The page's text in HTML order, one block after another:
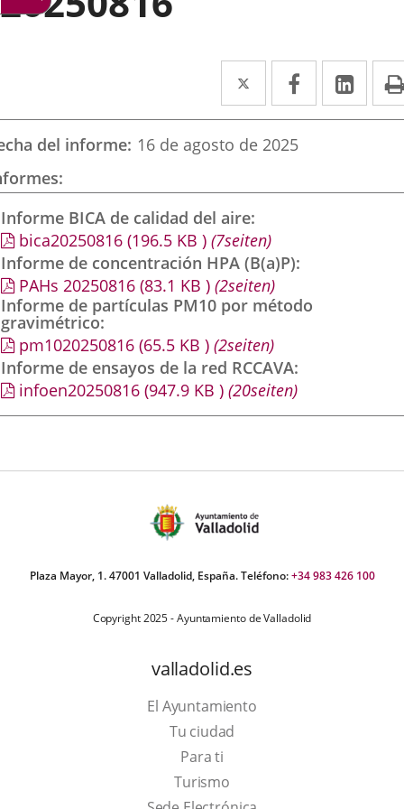
Twitter
Enlace
a
una
externa.
Facebook
Enlace
a
externa.
a
del informe 16 de agosto de 2025
Informe BICA de calidad del aire
bica20250816 (196.5 KB ) (7seiten)
Informe de concentración HPA (B(a)P)
PAHs 20250816 (83.1 KB ) (2seiten)
Informe de partículas PM10 por método
gravimétrico
pm1020250816 (65.5 KB ) (2seiten)
Informe de ensayos de la red RCCAVA
infoen20250816 (947.9 KB ) (20seiten)
Plaza Mayor, 1. 47001 Valladolid, España. Teléfono:+34 983 426 100
Copyright 2025 - Ayuntamiento de Valladolid
valladolid.es
El Ayuntamiento
Tu ciudad
Para ti
TurismoThis